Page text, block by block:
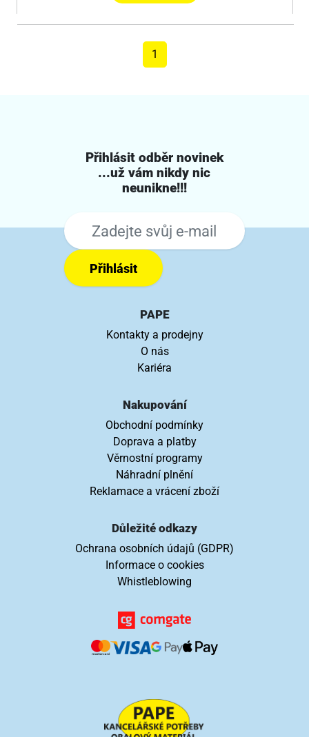
1
Přihlásit odběr novinek
...už vám nikdy nic
neunikne!!!
Přihlásit
PAPE
Kontakty a prodejny
O nás
Kariéra
Nakupování
Obchodní podmínky
Doprava a platby
Věrnostní programy
Náhradní plnění
Reklamace a vrácení zboží
Důležité odkazy
Ochrana osobních údajů (GDPR)
Informace o cookies
Whistleblowing